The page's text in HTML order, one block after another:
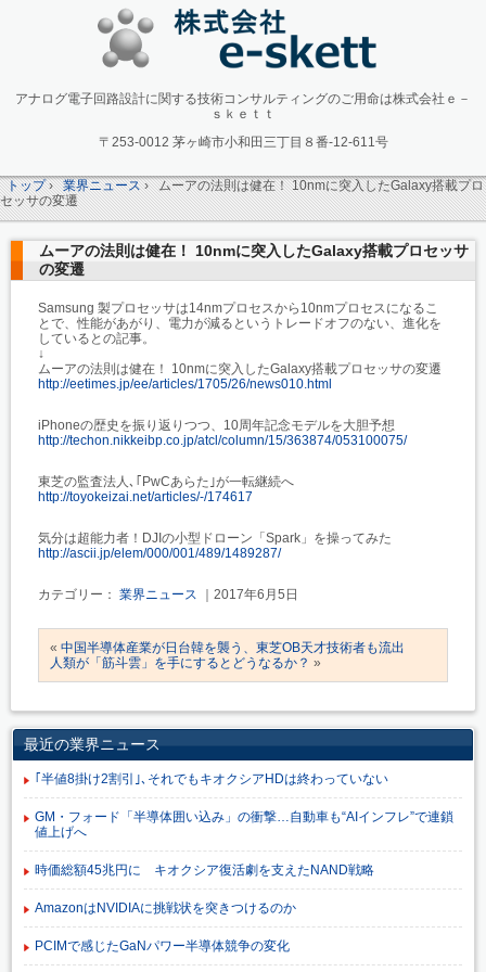
アナログ電子回路設計に関する技術コンサルティングのご用命は株式会社ｅ－
ｓｋｅｔｔ
〒253-0012 茅ヶ崎市小和田三丁目８番-12-611号
トップ› 業界ニュース› ムーアの法則は健在！ 10nmに突入したGalaxy搭載プロ
セッサの変遷
ムーアの法則は健在！ 10nmに突入したGalaxy搭載プロセッサ
の変遷
Samsung 製プロセッサは14nmプロセスから10nmプロセスになるこ
とで、性能があがり、電力が減るというトレードオフのない、進化を
しているとの記事。
↓
ムーアの法則は健在！ 10nmに突入したGalaxy搭載プロセッサの変遷
http://eetimes.jp/ee/articles/1705/26/news010.html
iPhoneの歴史を振り返りつつ、10周年記念モデルを大胆予想
http://techon.nikkeibp.co.jp/atcl/column/15/363874/053100075/
東芝の監査法人､｢PwCあらた｣が一転継続へ
http://toyokeizai.net/articles/-/174617
気分は超能力者！DJIの小型ドローン「Spark」を操ってみた
http://ascii.jp/elem/000/001/489/1489287/
カテゴリー： 業界ニュース ｜2017年6月5日
« 中国半導体産業が日台韓を襲う、東芝OB天才技術者も流出
人類が「筋斗雲」を手にするとどうなるか？ »
最近の業界ニュース
｢半値8掛け2割引｣､それでもキオクシアHDは終わっていない
GM・フォード「半導体囲い込み」の衝撃…自動車も“AIインフレ”で連鎖
値上げへ
時価総額45兆円に キオクシア復活劇を支えたNAND戦略
AmazonはNVIDIAに挑戦状を突きつけるのか
PCIMで感じたGaNパワー半導体競争の変化